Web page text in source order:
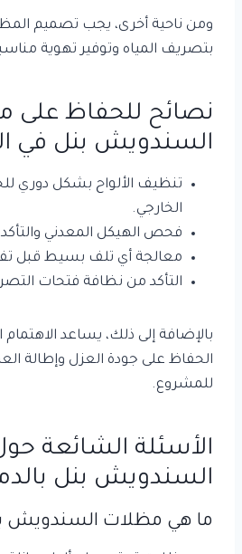
ومن ناحية أخرى، يجب تصميم
بتصريف المياه وتوفير تهوية
نصائح للحفاظ على
السندويش بنل في
تنظيف الألواح بشكل دوري
الخارجي.
فحص الهيكل المعدني
معالجة أي تلف بسيط قبل
التأكد من نظافة فتحات
بالإضافة إلى ذلك، يساعد
الحفاظ على جودة العزل وإطالة
للمشروع.
الأسئلة الشائعة
السندويش بنل
ما هي مظلات السندويش